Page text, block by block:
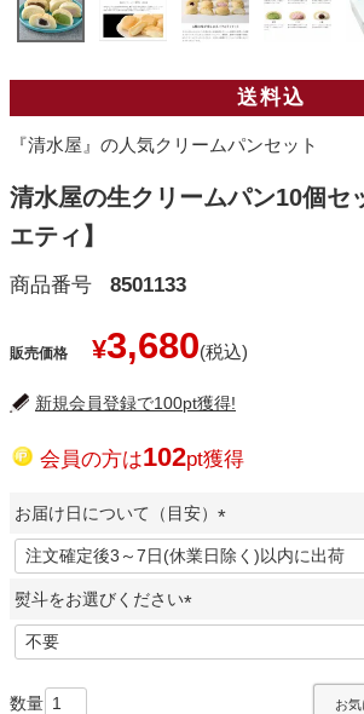
送料込
『清水屋』の人気クリームパンセット
清水屋の生クリームパン10個セ
エティ】
商品番号 8501133
販売価格 ¥3,680
新規会員登録で100pt獲得!
会員の方は102pt獲得
お届け日について（目安）
(
必
)
熨斗をお選びください
必
お